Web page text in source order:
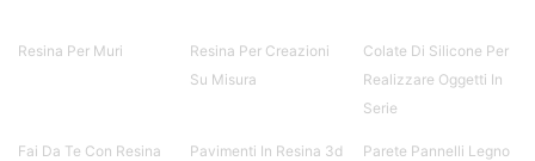
trasparente Pasta bicomponente per metalli
epossidico Colle bicomponenti Epossidica
significato Epossidico significato Polietilene telo
Smalto epossidico Colla epossidica legno Colla
Resina Per Muri
Resina Per Creazioni
Su Misura
Colate Di Silicone Per
Realizzare Oggetti In
Serie
Fai Da Te Con Resina
Pavimenti In Resina 3d
Parete Pannelli Legno